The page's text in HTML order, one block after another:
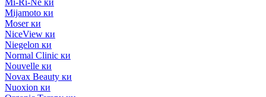
Mi-Ri-Ne ки
Mijamoto ки
Moser ки
NiceView ки
Niegelon ки
Normal Clinic ки
Nouvelle ки
Novax Beauty ки
Nuoxion ки